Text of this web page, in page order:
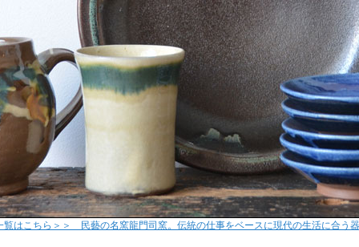
覧はこちら＞＞ 民藝の名窯龍門司窯。伝統の仕事をベースに現代の生活に合う